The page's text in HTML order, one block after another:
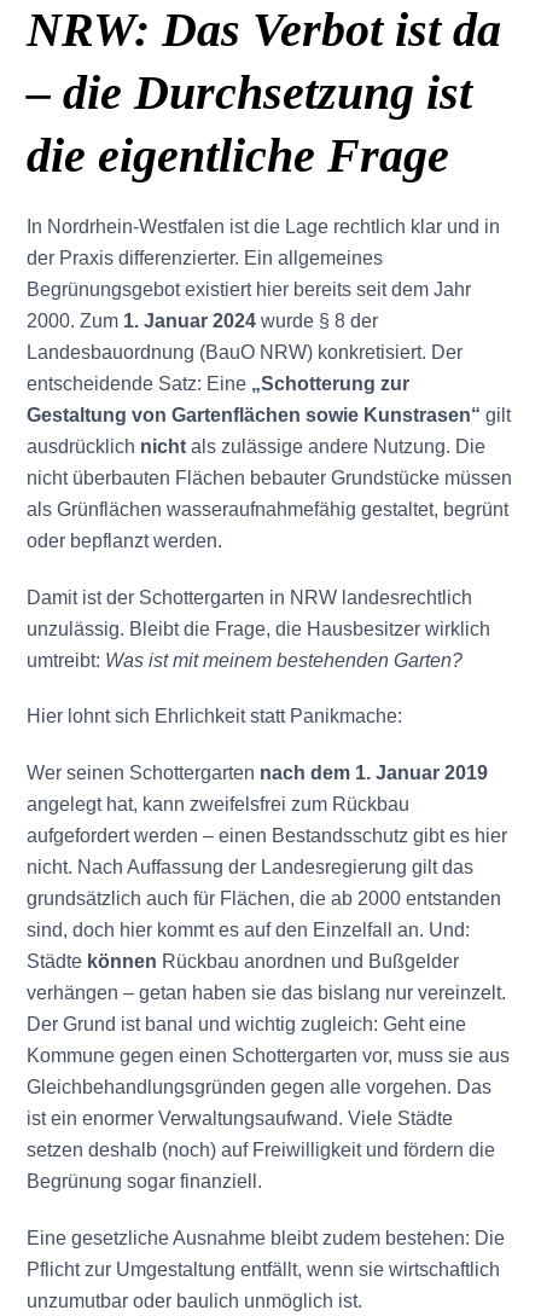
NRW: Das Verbot ist da
– die Durchsetzung ist
die eigentliche Frage
In Nordrhein-Westfalen ist die Lage rechtlich klar und in
der Praxis differenzierter. Ein allgemeines
Begrünungsgebot existiert hier bereits seit dem Jahr
2000. Zum 1. Januar 2024 wurde § 8 der
Landesbauordnung (BauO NRW) konkretisiert. Der
entscheidende Satz: Eine „Schotterung zur
Gestaltung von Gartenflächen sowie Kunstrasen“ gilt
ausdrücklich nicht als zulässige andere Nutzung. Die
nicht überbauten Flächen bebauter Grundstücke müssen
als Grünflächen wasseraufnahmefähig gestaltet, begrünt
oder bepflanzt werden.
Damit ist der Schottergarten in NRW landesrechtlich
unzulässig. Bleibt die Frage, die Hausbesitzer wirklich
umtreibt: Was ist mit meinem bestehenden Garten?
Hier lohnt sich Ehrlichkeit statt Panikmache:
Wer seinen Schottergarten nach dem 1. Januar 2019
angelegt hat, kann zweifelsfrei zum Rückbau
aufgefordert werden – einen Bestandsschutz gibt es hier
nicht. Nach Auffassung der Landesregierung gilt das
grundsätzlich auch für Flächen, die ab 2000 entstanden
sind, doch hier kommt es auf den Einzelfall an. Und:
Städte können Rückbau anordnen und Bußgelder
verhängen – getan haben sie das bislang nur vereinzelt.
Der Grund ist banal und wichtig zugleich: Geht eine
Kommune gegen einen Schottergarten vor, muss sie aus
Gleichbehandlungsgründen gegen alle vorgehen. Das
ist ein enormer Verwaltungsaufwand. Viele Städte
setzen deshalb (noch) auf Freiwilligkeit und fördern die
Begrünung sogar finanziell.
Eine gesetzliche Ausnahme bleibt zudem bestehen: Die
Pflicht zur Umgestaltung entfällt, wenn sie wirtschaftlich
unzumutbar oder baulich unmöglich ist.